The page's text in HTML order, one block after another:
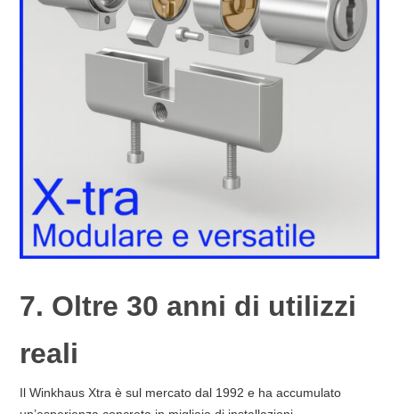
7. Oltre 30 anni di utilizzi
reali
Il Winkhaus Xtra è sul mercato dal 1992 e ha accumulato